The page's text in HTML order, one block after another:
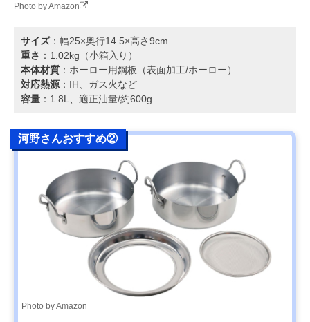
Photo by Amazon
サイズ：幅25×奥行14.5×高さ9cm
重さ ：1.02kg（小箱入り）
本体材質 ：ホーロー用鋼板（表面加工/ホーロー）
対応熱源 ：IH、ガス火など
容量 ：1.8L、適正油量/約600g
河野さんおすすめ②
Photo by Amazon